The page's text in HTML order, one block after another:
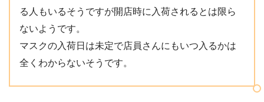
る人もいるそうですが開店時に入荷されるとは限ら
ないようです。
マスクの入荷日は未定で店員さんにもいつ入るかは
全くわからないそうです。